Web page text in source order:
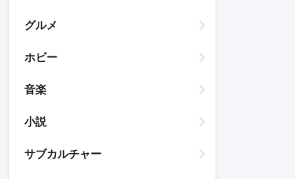
グルメ
ホビー
音楽
小説
サブカルチャー